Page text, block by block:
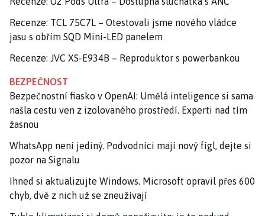
Recenze: TCL 75C7L – Otestovali jsme nového vládce
jasu s obřím SQD Mini-LED panelem
Recenze: JVC XS-E934B – Reproduktor s powerbankou
BEZPEČNOST
Bezpečnostní fiasko v OpenAI: Umělá inteligence si sama
našla cestu ven z izolovaného prostředí. Experti nad tím
žasnou
WhatsApp není jediný. Podvodníci mají nový fígl, dejte si
pozor na Signalu
Ihned si aktualizujte Windows. Microsoft opravil přes 600
chyb, dvě z nich už se zneužívají